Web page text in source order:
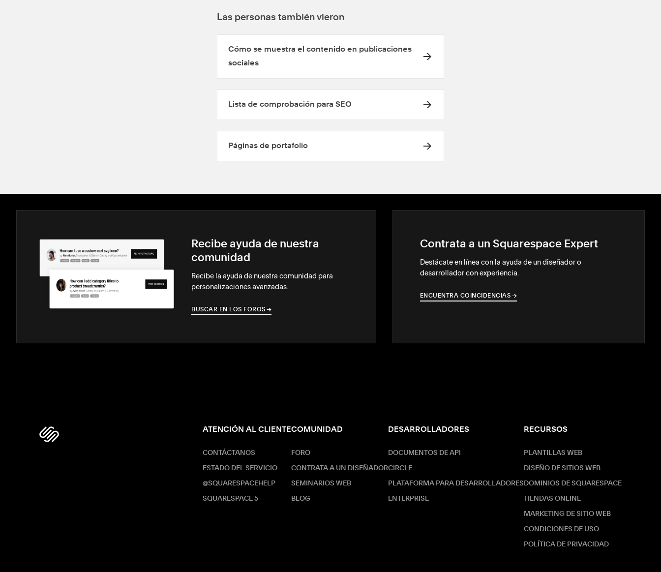
Las personas también vieron
Cómo se muestra el contenido en publicaciones
sociales
Lista de comprobación para SEO
Páginas de portafolio
Recibe ayuda de nuestra
comunidad
Recibe la ayuda de nuestra comunidad para
personalizaciones avanzadas.
BUSCAR EN LOS FOROS →
→
Contrata a un Squarespace Expert
Destácate en línea con la ayuda de un diseñador o
desarrollador con experiencia.
ENCUENTRA COINCIDENCIAS →
→
ATENCIÓN AL CLIENTE
CONTÁCTANOS
ESTADO DEL SERVICIO
@SQUARESPACEHELP
SQUARESPACE 5
COMUNIDAD
FORO
CONTRATA A UN DISEÑADOR
SEMINARIOS WEB
BLOG
DESARROLLADORES
DOCUMENTOS DE API
CIRCLE
PLATAFORMA PARA DESARROLLADORES
ENTERPRISE
RECURSOS
PLANTILLAS WEB
DISEÑO DE SITIOS WEB
DOMINIOS DE SQUARESPACE
TIENDAS ONLINE
MARKETING DE SITIO WEB
CONDICIONES DE USO
POLÍTICA DE PRIVACIDAD